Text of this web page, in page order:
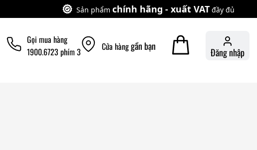
Sản phẩm chính hãng - xuất VAT đầy đủ
Gọi mua hàng
1900.6723 phím 3
Cửa hànggần bạn Đăng nhập